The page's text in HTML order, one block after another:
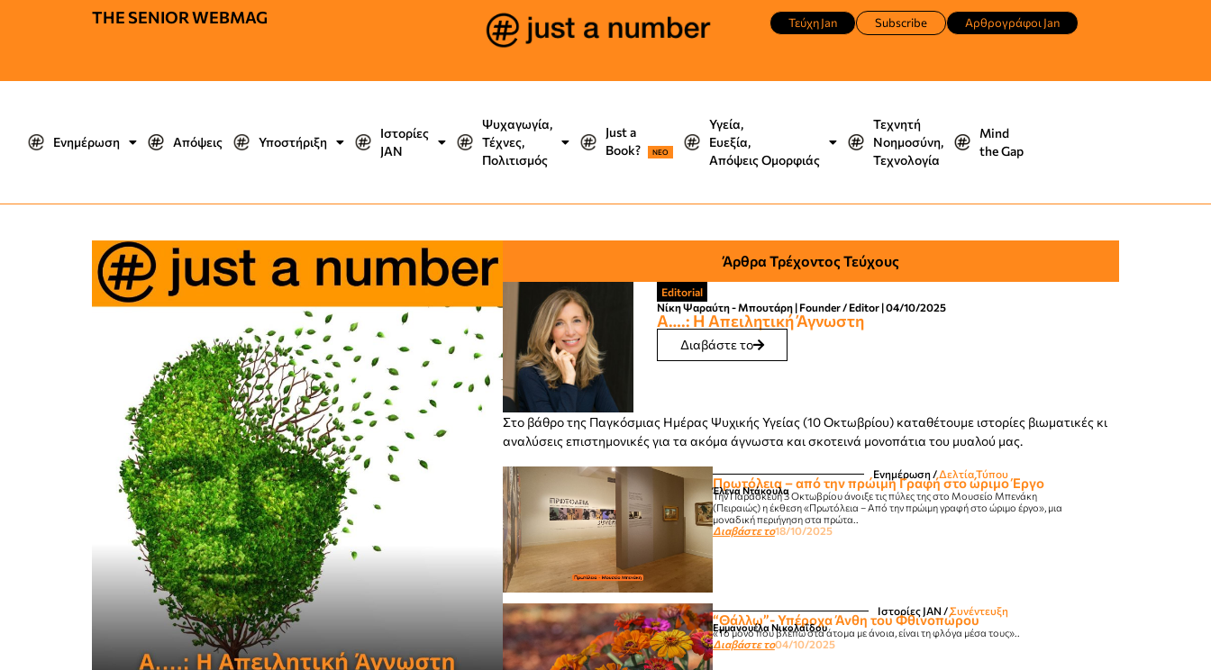
THE SENIOR WEBMAG Τεύχη Jan Subscribe Αρθρογράφοι Jan
Ενημέρωση Απόψεις Υποστήριξη
Ιστορίες
JΑΝ
Ψυχαγωγία,
Τέχνες,
Πολιτισμός
Just a
Book?
NEO
Υγεία,
Ευεξία,
Απόψεις Ομορφιάς
Τεχνητή
Νοημοσύνη,
Τεχνολογία
Mind
the Gap
Άρθρα Τρέχοντος Τεύχους
Editorial
Νίκη Ψαραύτη - Μπουτάρη | Founder / Editor | 04/10/2025
Α….: Η Απειλητική Άγνωστη
Διαβάστε το
Στο βάθρο της Παγκόσμιας Ημέρας Ψυχικής Υγείας (10 Οκτωβρίου) καταθέτουμε ιστορίες βιωματικές κι
αναλύσεις επιστημονικές για τα ακόμα άγνωστα και σκοτεινά μονοπάτια του μυαλού μας.
Ενημέρωση /Δελτία Τύπου
Πρωτόλεια – από την πρώιμη Γραφή στο ώριμο Έργο
Έλενα Ντάκουλα
Την Παρασκευή 3 Οκτωβρίου άνοιξε τις πύλες της στο Μουσείο Μπενάκη
(Πειραιώς) η έκθεση «Πρωτόλεια – Από την πρώιμη γραφή στο ώριμο έργο», μια
μοναδική περιήγηση στα πρώτα..
Διαβάστε το18/10/2025
Ιστορίες JΑΝ /Συνέντευξη
“Θάλλω”- Υπέροχα Άνθη του Φθινοπώρου
Εμμανουέλα Νικολαΐδου
«Το μόνο που βλέπω στα άτομα με άνοια, είναι τη φλόγα μέσα τους»..
Διαβάστε το04/10/2025